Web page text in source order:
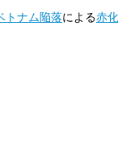
トナム陥落による赤